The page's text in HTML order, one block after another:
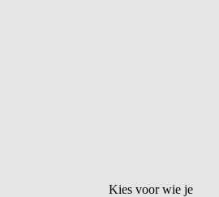
Kies voor wie je